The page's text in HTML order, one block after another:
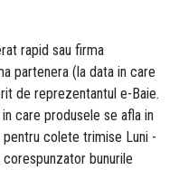
rapid sau firma
partenera (la data in care
de reprezentantul e-Baie.
care produsele se afla in
colete trimise Luni -
bunurile